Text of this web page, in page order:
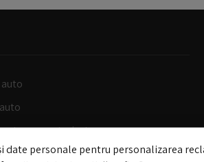
auto computerizata
esapament
date personale pentru personalizarea